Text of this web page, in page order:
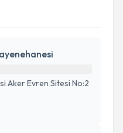
Aker Evren Sitesi No:2